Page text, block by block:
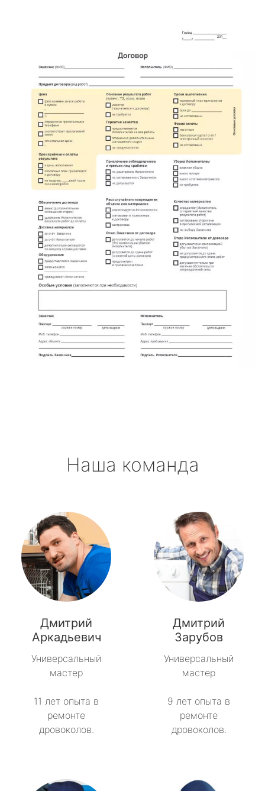
Наша команда
Дмитрий
Аркадьевич
Универсальный
мастер
11 лет опыта в
ремонте
дровоколов.
Дмитрий
Зарубов
Универсальный
мастер
9 лет опыта в
ремонте
дровоколов.